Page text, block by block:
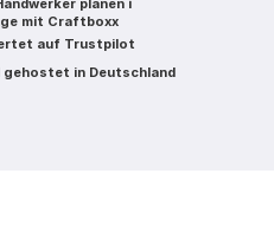
mit Craftboxx
auf Trustpilot
gehostet in Deutschland